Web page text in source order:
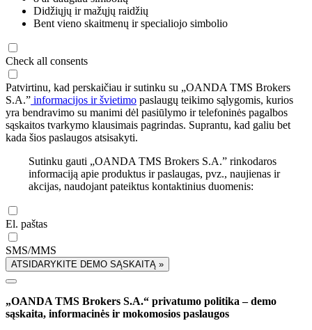
Didžiųjų ir mažųjų raidžių
Bent vieno skaitmenų ir specialiojo simbolio
Check all consents
Patvirtinu, kad perskaičiau ir sutinku su „OANDA TMS Brokers
S.A.” informacijos ir švietimo paslaugų teikimo sąlygomis, kurios
yra bendravimo su manimi dėl pasiūlymo ir telefoninės pagalbos
sąskaitos tvarkymo klausimais pagrindas. Suprantu, kad galiu bet
kada šios paslaugos atsisakyti.
Sutinku gauti „OANDA TMS Brokers S.A.” rinkodaros
informaciją apie produktus ir paslaugas, pvz., naujienas ir
akcijas, naudojant pateiktus kontaktinius duomenis:
El. paštas
SMS/MMS
ATSIDARYKITE DEMO SĄSKAITĄ »
„OANDA TMS Brokers S.A.“ privatumo politika – demo
sąskaita, informacinės ir mokomosios paslaugos